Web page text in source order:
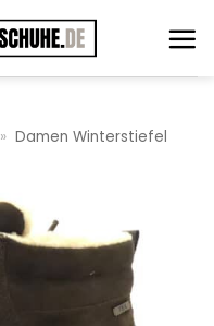
» Damen Winterstiefel